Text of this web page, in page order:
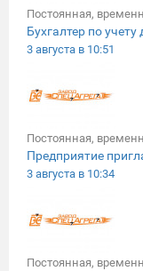
Постоянная,
Бухгалтер по
3 августа в 10:51
Постоянная,
Предприятие
3 августа в 10:34
Постоянная,